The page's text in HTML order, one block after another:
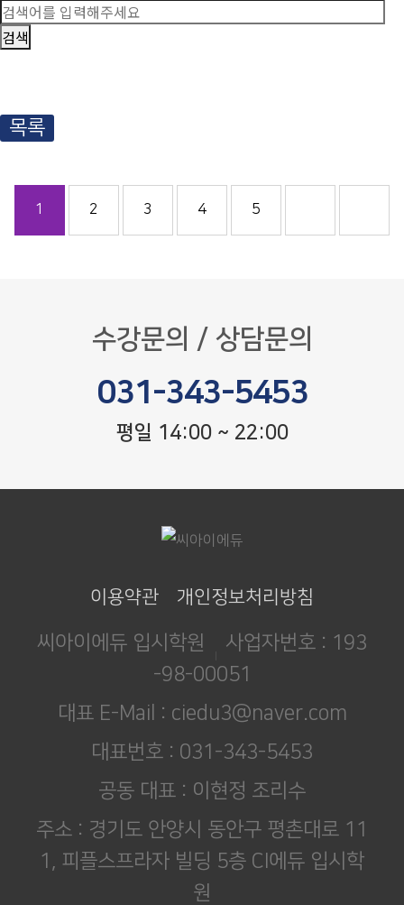
검색
목록
1 2 3 4 5
수강문의 / 상담문의
031-343-5453
평일 14:00 ~ 22:00
이용약관 개인정보처리방침
씨아이에듀 입시학원
사업자번호 : 193
-98-00051
대표 E-Mail : ciedu3@naver.com
대표번호 : 031-343-5453
공동 대표 : 이현정 조리수
주소 : 경기도 안양시 동안구 평촌대로 11
1, 피플스프라자 빌딩 5층 CI에듀 입시학
원